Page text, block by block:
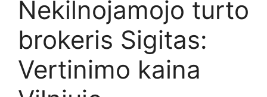
Nekilnojamojo turto
brokeris Sigitas:
Vertinimo kaina